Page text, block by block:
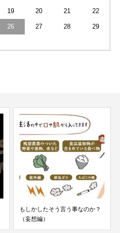
19 20 21 22
26 27 28 29
もしかしたそう言う事なのか？
（妄想編）